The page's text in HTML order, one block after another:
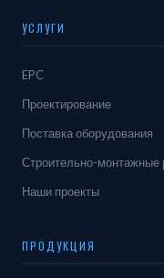
УСЛУГИ
EPC
Проектирование
Поставка оборудования
Строительно-монтажные
Наши проекты
ПРОДУКЦИЯ